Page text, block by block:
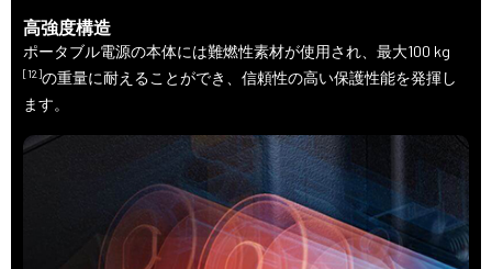
高強度構造
ポータブル電源の本体には難燃性素材が使用され、最大100 kg
[12]の重量に耐えることができ、信頼性の高い保護性能を発揮し
ます。